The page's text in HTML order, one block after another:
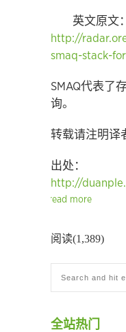
英文原文：
http://
smaq-stack-
SMAQ代表了
询。
转载请注明译
出处：
http://
read more
阅读(1,389)
全站热门